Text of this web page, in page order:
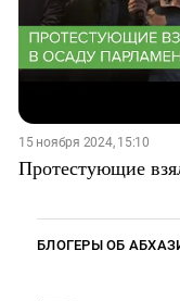
15 ноября 2024, 15:10
Протестующие
БЛОГЕРЫ ОБ